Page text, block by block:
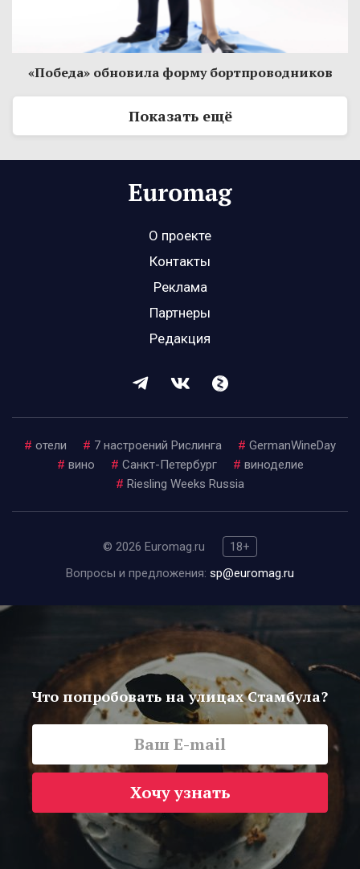
«Победа» обновила форму бортпроводников
Показать ещё
О проекте
Контакты
Реклама
Партнеры
Редакция
# отели # 7 настроений Рислинга # GermanWineDay
# вино # Санкт-Петербург # виноделие
# Riesling Weeks Russia
© 2026 Euromag.ru
18+
Вопросы и предложения: sp@euromag.ru
Что попробовать на улицах Стамбула?
Хочу узнать